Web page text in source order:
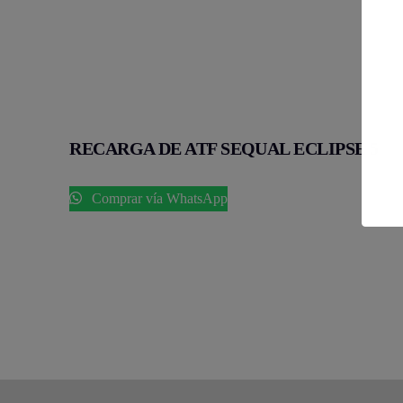
RECARGA DE ATF SEQUAL ECLIPSE 5
Comprar vía WhatsApp